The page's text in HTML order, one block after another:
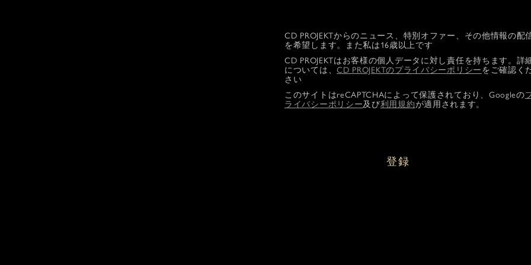
CD PROJEKTからのニュース、特別オファー、その他情報の配
を希望します。また私は16歳以上です
CD PROJEKTはお客様の個人データに対し責任を持ちます。詳
については、CD PROJEKTのプライバシーポリシーをご確認く
さい
このサイトはreCAPTCHAによって保護されており、Googleの
ライバシーポリシー及び利用規約が適用されます。
登録